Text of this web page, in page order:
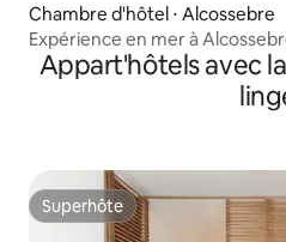
Chambre d'hôtel ⋅ Alcossebre
Expérience en mer à
Appart'hôtels avec
Superhôte
Superhôte